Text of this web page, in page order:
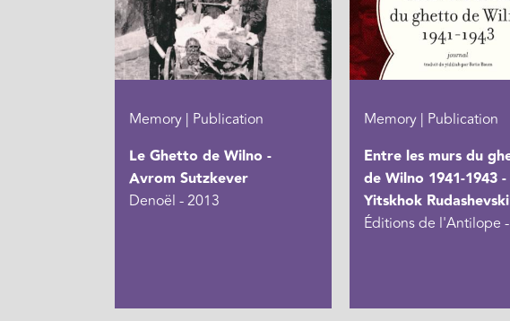
Memory | Publication
Le Ghetto de Wilno -
Avrom Sutzkever
Denoël - 2013
Memory | Publication
Entre les murs du
de Wilno 1941-1943 -
Yitskhok Rudashevski
Éditions de l'Antilope